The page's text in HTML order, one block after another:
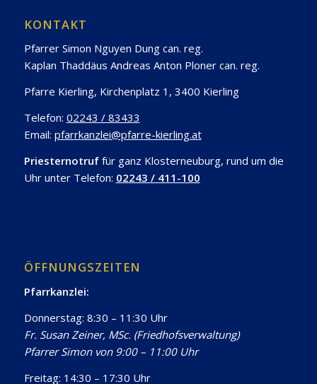
KONTAKT
Pfarrer Simon Nguyen Dung can. reg.
Kaplan Thaddäus Andreas Anton Ploner can. reg.
Pfarre Kierling, Kirchenplatz 1, 3400 Kierling
Telefon: 02243 / 83433
Email: pfarrkanzlei@pfarre-kierling.at
Priesternotruf für ganz Klosterneuburg, rund um die
Uhr unter Telefon: 02243 / 411-100
ÖFFNUNGSZEITEN
Pfarrkanzlei:
Donnerstag: 8:30 – 11:30 Uhr
Fr. Susan Zeiner, MSc. (Friedhofsverwaltung)
Pfarrer Simon von 9:00 – 11:00 Uhr
Freitag: 14:30 – 17:30 Uhr